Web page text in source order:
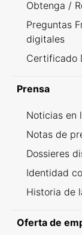
Obtenga /
Preguntas
digitales
Certificado
Prensa
Noticias en
Notas de
Dossieres
Identidad
Historia de
Oferta de